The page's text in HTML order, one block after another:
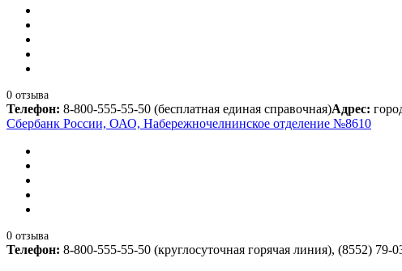
0 отзыва
Телефон: 8-800-555-55-50 (бесплатная единая справочная)Адрес:
Сбербанк России, ОАО, Набережночелнинское отделение №8610
0 отзыва
Телефон: 8-800-555-55-50 (круглосуточная горячая линия), (8552) 79-